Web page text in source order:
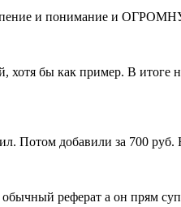
терпение и понимание и
хотя бы как пример. В итоге
Потом добавили за 700
обычный реферат а он прям